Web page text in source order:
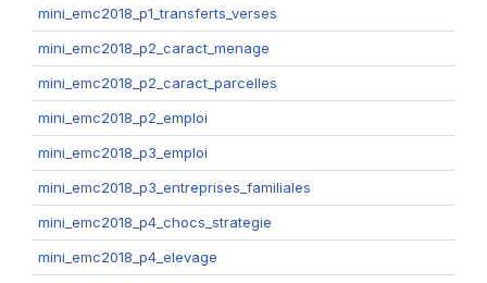
mini_emc2018_p1_transferts_verses
mini_emc2018_p2_caract_menage
mini_emc2018_p2_caract_parcelles
mini_emc2018_p2_emploi
mini_emc2018_p3_emploi
mini_emc2018_p3_entreprises_familiales
mini_emc2018_p4_chocs_strategie
mini_emc2018_p4_elevage